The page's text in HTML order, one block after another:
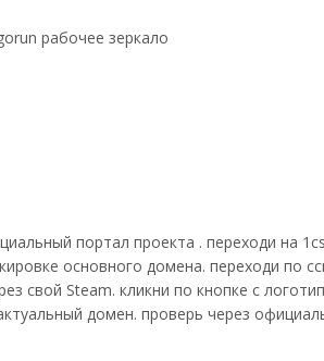
рабочее зеркало
портал проекта . переходи на
основного домена. переходи по
свой Steam. кликни по кнопке с
домен. проверь через